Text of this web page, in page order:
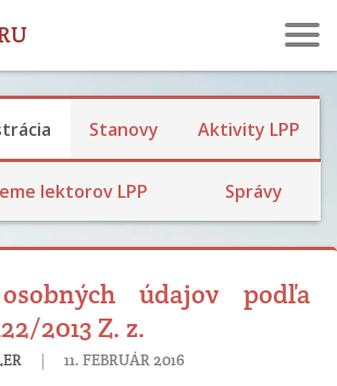
Stanovy Aktivity LPP
lektorov LPP Správy
údajov podľa
2013 Z. z.
|11. FEBRUÁR 2016